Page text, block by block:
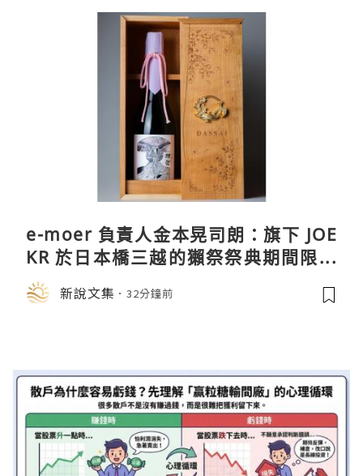
e-moer 負責人金本晃司朗：旗下 JOE
KR 於日本橋三越的獺祭祭典期間限定
店中，與日伸貴金属的東京銀器工匠一
同參展新說文集 32分鐘前